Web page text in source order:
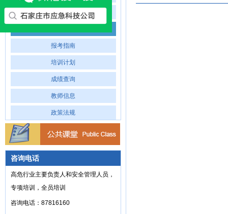
图片新闻
报考指南
培训计划
成绩查询
教师信息
政策法规
咨询电话
高危行业主要负责人和安全管理人员，
专项培训，全员培训
咨询电话：87816160